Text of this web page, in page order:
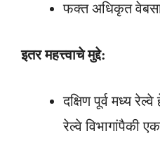
फक्त अधिकृत
इतर महत्त्वाचे मुद्दे:
दक्षिण पूर्व मध्य
रेल्वे विभागांपैकी